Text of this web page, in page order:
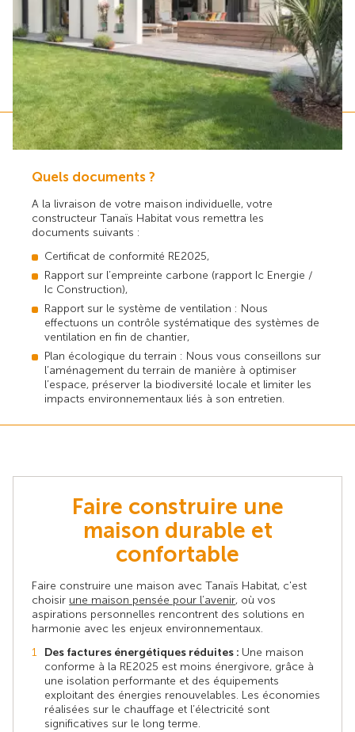
Quels documents ?
A la livraison de votre maison individuelle, votre
constructeur Tanaïs Habitat vous remettra les
documents suivants :
Certificat de conformité RE2025,
Rapport sur l’empreinte carbone (rapport Ic Energie /
Ic Construction),
Rapport sur le système de ventilation : Nous
effectuons un contrôle systématique des systèmes de
ventilation en fin de chantier,
Plan écologique du terrain : Nous vous conseillons sur
l’aménagement du terrain de manière à optimiser
l’espace, préserver la biodiversité locale et limiter les
impacts environnementaux liés à son entretien.
Faire construire une
maison durable et
confortable
Faire construire une maison avec Tanaïs Habitat, c'est
choisir une maison pensée pour l’avenir, où vos
aspirations personnelles rencontrent des solutions en
harmonie avec les enjeux environnementaux.
Des factures énergétiques réduites : Une maison
conforme à la RE2025 est moins énergivore, grâce à
une isolation performante et des équipements
exploitant des énergies renouvelables. Les économies
réalisées sur le chauffage et l’électricité sont
significatives sur le long terme.